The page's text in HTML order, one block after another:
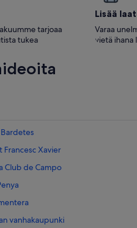
tarjoaa
tukea
Lisää
Varaa
vietä ihana
Francesc Xavier
Club de Campo
vanhakaupunki